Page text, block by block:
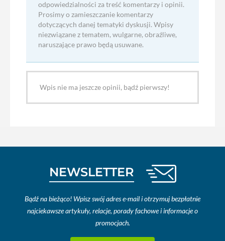
odpowiedzialności za treść komentarzy i opinii.
Prosimy o zamieszczanie komentarzy
dotyczących danej tematyki dyskusji. Wpisy
niezwiązane z tematem, wulgarne, obraźliwe,
naruszające prawo będą usuwane.
Wpis nie ma jeszcze opinii, bądź pierwszy!
NEWSLETTER
Bądź na bieżąco! Wpisz swój adres e-mail i otrzymuj bezpłatnie
najciekawsze artykuły, relacje, porady fachowe i informacje o
promocjach.